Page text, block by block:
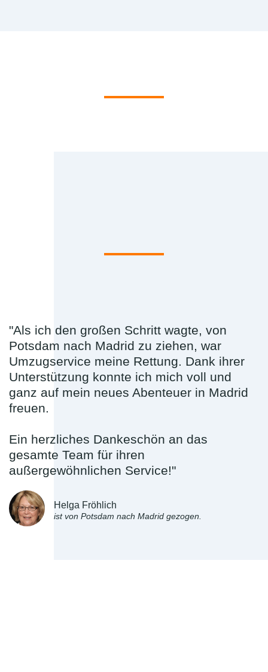
"Als ich den großen Schritt wagte, von
Potsdam nach Madrid zu ziehen, war
Umzugservice meine Rettung. Dank ihrer
Unterstützung konnte ich mich voll und
ganz auf mein neues Abenteuer in Madrid
freuen.
Ein herzliches Dankeschön an das
gesamte Team für ihren
außergewöhnlichen Service!"
Helga Fröhlich
ist von Potsdam nach Madrid gezogen.